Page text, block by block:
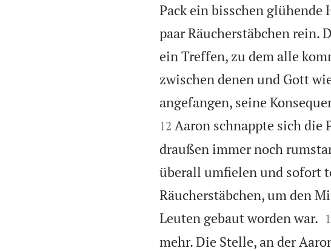
Pack ein bisschen
paar Räucherstäbchen rein.
ein Treffen, zu dem alle
zwischen denen und Gott
angefangen, seine
12 Aaron schnappte sich die
draußen immer noch
überall umfielen und sofort
Räucherstäbchen, um den
Leuten gebaut worden war.
mehr. Die Stelle, an der